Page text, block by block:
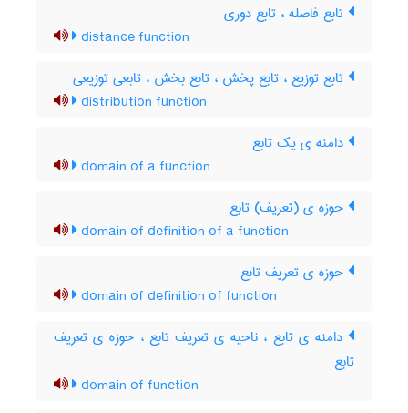
تابع فاصله ، تابع دوری
distance function
تابع توزیع ، تابع پخش ، تابع بخش ، تابعی توزیعی
distribution function
دامنه ی یک تابع
domain of a function
حوزه ی (تعریف) تابع
domain of definition of a function
حوزه ی تعریف تابع
domain of definition of function
دامنه ی تابع ، ناحیه ی تعریف تابع ، حوزه ی تعریف
تابع
domain of function